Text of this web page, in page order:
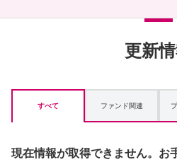
更新
すべて ファンド関連
現在情報が取得できません。お